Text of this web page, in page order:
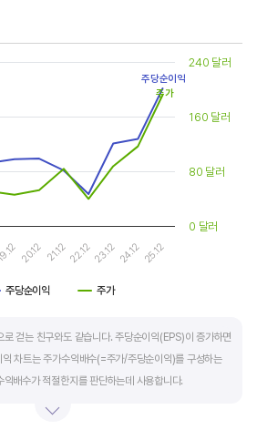
니다.
가수익배수는 다르게 평가받습니다. 순이익 성장률이
받습니다. 이는 순이익 성장률이 높으면 주가도 크게
움직임과 최고, 최저점을 확인한 후, 현재 시점
지 비싼지를 평가하는게 좋습니다. 일반적으로 장기적인
면 매수를 검토하고, 역사적인 최고점 수준에 있다면
히 살피고 유의해야 합니다.
displaying values, and values.
주당순이익 주가
20.12 21.1222.1223.12 24.12 25.12
0 달러
80 달러
160 달러
240 달러
주당순이익
주가
걷는 친구와도 같습니다. 주당순이익(EPS)이 증가하면
차트는 주가수익배수(=주가/주당순이익)를 구성하는
배수가 적절한지를 판단하는데 사용합니다.